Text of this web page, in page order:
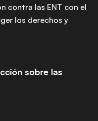
contra las ENT con el
los derechos y
sobre las